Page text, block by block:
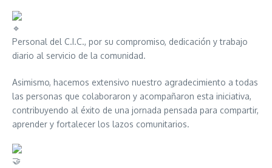
Personal del C.I.C., por su compromiso, dedicación y trabajo
diario al servicio de la comunidad.
Asimismo, hacemos extensivo nuestro agradecimiento a todas
las personas que colaboraron y acompañaron esta iniciativa,
contribuyendo al éxito de una jornada pensada para compartir,
aprender y fortalecer los lazos comunitarios.